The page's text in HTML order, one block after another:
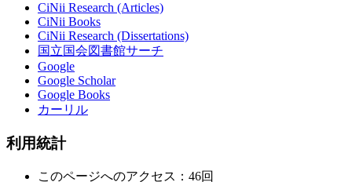
CiNii Research (Articles)
CiNii Books
CiNii Research (Dissertations)
国立国会図書館サーチ
Google
Google Scholar
Google Books
カーリル
利用統計
このページへのアクセス：46回